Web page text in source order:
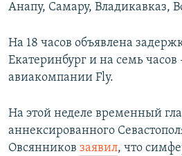
Анапу, Самару, Владикавказ,
На 18 часов объявлена
Екатеринбург и на семь часов
авиакомпании Fly.
На этой неделе временный
аннексированного
Овсянников заявил, что